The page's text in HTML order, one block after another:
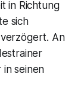
in Richtung
sich
An
in seinen